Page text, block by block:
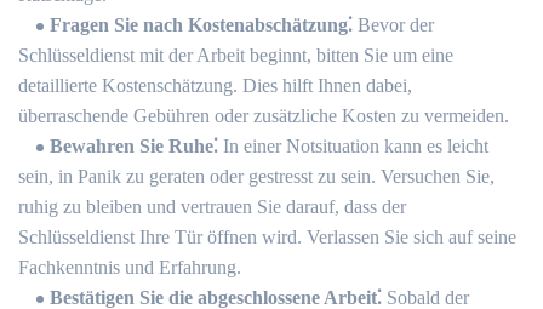
Fragen Sie nach Kostenabschätzung⁚ Bevor der
Schlüsseldienst mit der Arbeit beginnt, bitten Sie um eine
detaillierte Kostenschätzung. Dies hilft Ihnen dabei,
überraschende Gebühren oder zusätzliche Kosten zu vermeiden.​
Bewahren Sie Ruhe⁚ In einer Notsituation kann es leicht
sein, in Panik zu geraten oder gestresst zu sein.​ Versuchen Sie,
ruhig zu bleiben und vertrauen Sie darauf, dass der
Schlüsseldienst Ihre Tür öffnen wird.​ Verlassen Sie sich auf seine
Fachkenntnis und Erfahrung.​
Bestätigen Sie die abgeschlossene Arbeit⁚ Sobald der